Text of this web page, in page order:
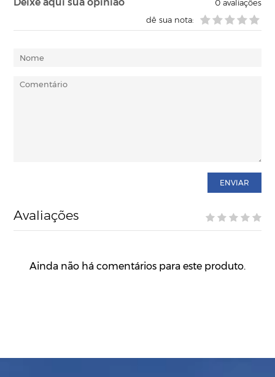
0avaliações
dê sua nota:
ENVIAR
Avaliações
Ainda não há comentários para este produto.